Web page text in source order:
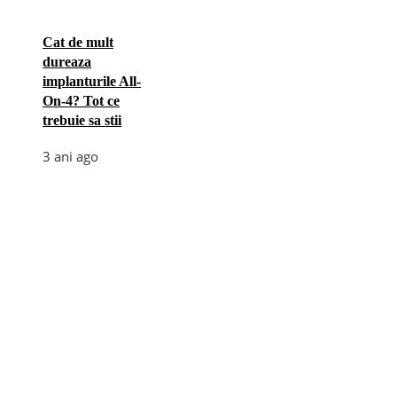
Cat de mult
dureaza
implanturile All-
On-4? Tot ce
trebuie sa stii
3 ani ago